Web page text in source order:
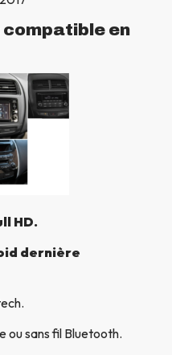
compatible en
HD.
dernière
ou sans fil Bluetooth.